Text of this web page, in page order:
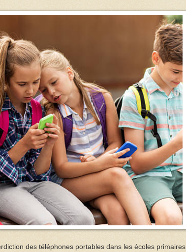
des téléphones portables dans les écoles primaires